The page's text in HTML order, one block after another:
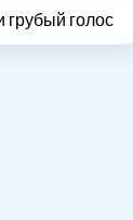
грубый голос